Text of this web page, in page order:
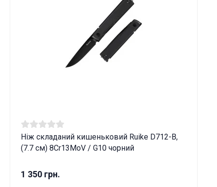
Ніж складаний кишеньковий Ruike D712-B,
(7.7 см) 8Cr13MoV / G10 чорний
1 350 грн.